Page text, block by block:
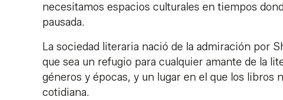
necesitamos espacios culturales en tiempos
pausada.
La sociedad literaria nació de la admiración por
que sea un refugio para cualquier amante de la
géneros y épocas, y un lugar en el que los libros
cotidiana.